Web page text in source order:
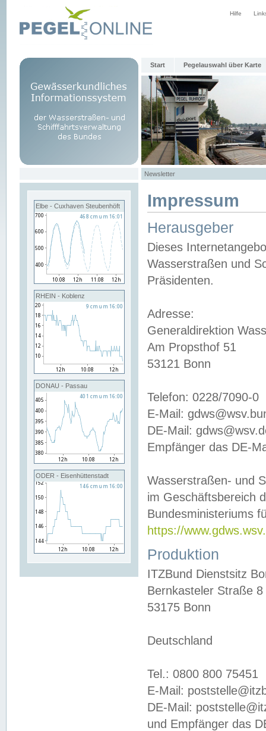
Hilfe
Start Pegelauswahl über Karte
Newsletter
Elbe - Cuxhaven Steubenhöft
RHEIN - Koblenz
DONAU - Passau
ODER - Eisenhüttenstadt
Impressum
Herausgeber
Dieses
Wasserstraßen und
Präsidenten.
Adresse:
Generaldirektion
Am Propsthof 51
53121 Bonn
Telefon: 0228/7090-0
E-Mail:
DE-Mail:
Empfänger das DE-
Wasserstraßen- und
im Geschäftsbereich
Bundesministeriums
https://
Produktion
ITZBund Dienstsitz
Bernkasteler Straße 8
53175 Bonn
Deutschland
Tel.: 0800 800 75451
E-Mail:
DE-Mail:
und Empfänger das